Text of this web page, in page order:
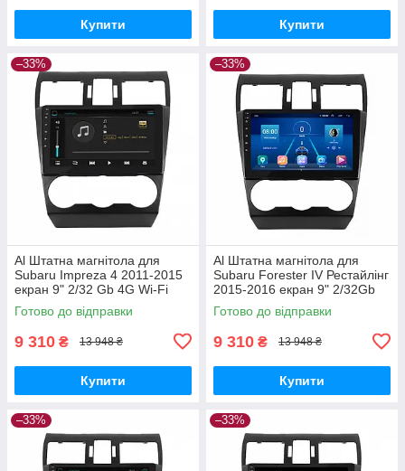
Купити Купити
–33%
Al Штатна магнітола для
Subaru Impreza 4 2011-2015
екран 9" 2/32 Gb 4G Wi-Fi
GPS Top Android
Готово до відправки
9 310 ₴ 13 948 ₴
Купити
–33%
Al Штатна магнітола для
Subaru Forester IV Рестайлінг
2015-2016 екран 9" 2/32Gb
4G Wi-Fi GPS Top Android
Готово до відправки
9 310 ₴ 13 948 ₴
Купити
–33% –33%